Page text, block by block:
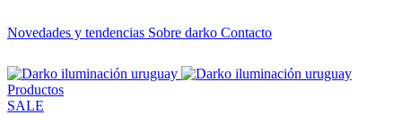
Novedades y tendencias Sobre darko Contacto
Productos
SALE